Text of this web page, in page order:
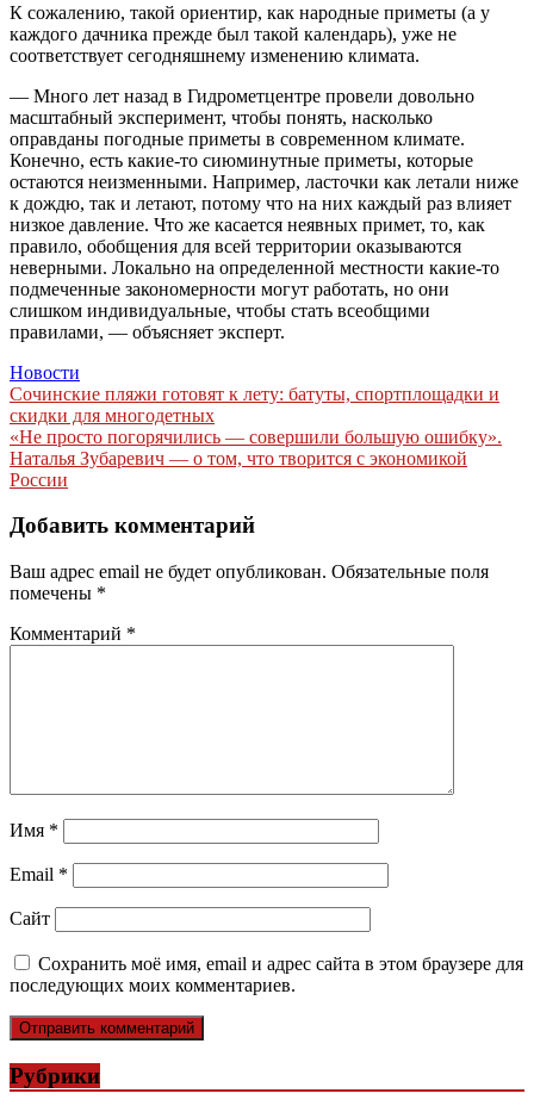
К сожалению, такой ориентир, как народные приметы (а у
каждого дачника прежде был такой календарь), уже не
соответствует сегодняшнему изменению климата.
— Много лет назад в Гидрометцентре провели довольно
масштабный эксперимент, чтобы понять, насколько
оправданы погодные приметы в современном климате.
Конечно, есть какие-то сиюминутные приметы, которые
остаются неизменными. Например, ласточки как летали ниже
к дождю, так и летают, потому что на них каждый раз влияет
низкое давление. Что же касается неявных примет, то, как
правило, обобщения для всей территории оказываются
неверными. Локально на определенной местности какие-то
подмеченные закономерности могут работать, но они
слишком индивидуальные, чтобы стать всеобщими
правилами, — объясняет эксперт.
Новости
Навигация
по
записям
Сочинские пляжи готовят к лету: батуты, спортплощадки и
скидки для многодетных
«Не просто погорячились — совершили большую ошибку».
Наталья Зубаревич — о том, что творится с экономикой
России
Добавить комментарий
Ваш адрес email не будет опубликован. Обязательные поля
помечены *
Комментарий *
Имя *
Email *
Сайт
Сохранить моё имя, email и адрес сайта в этом браузере для
последующих моих комментариев.
Рубрики